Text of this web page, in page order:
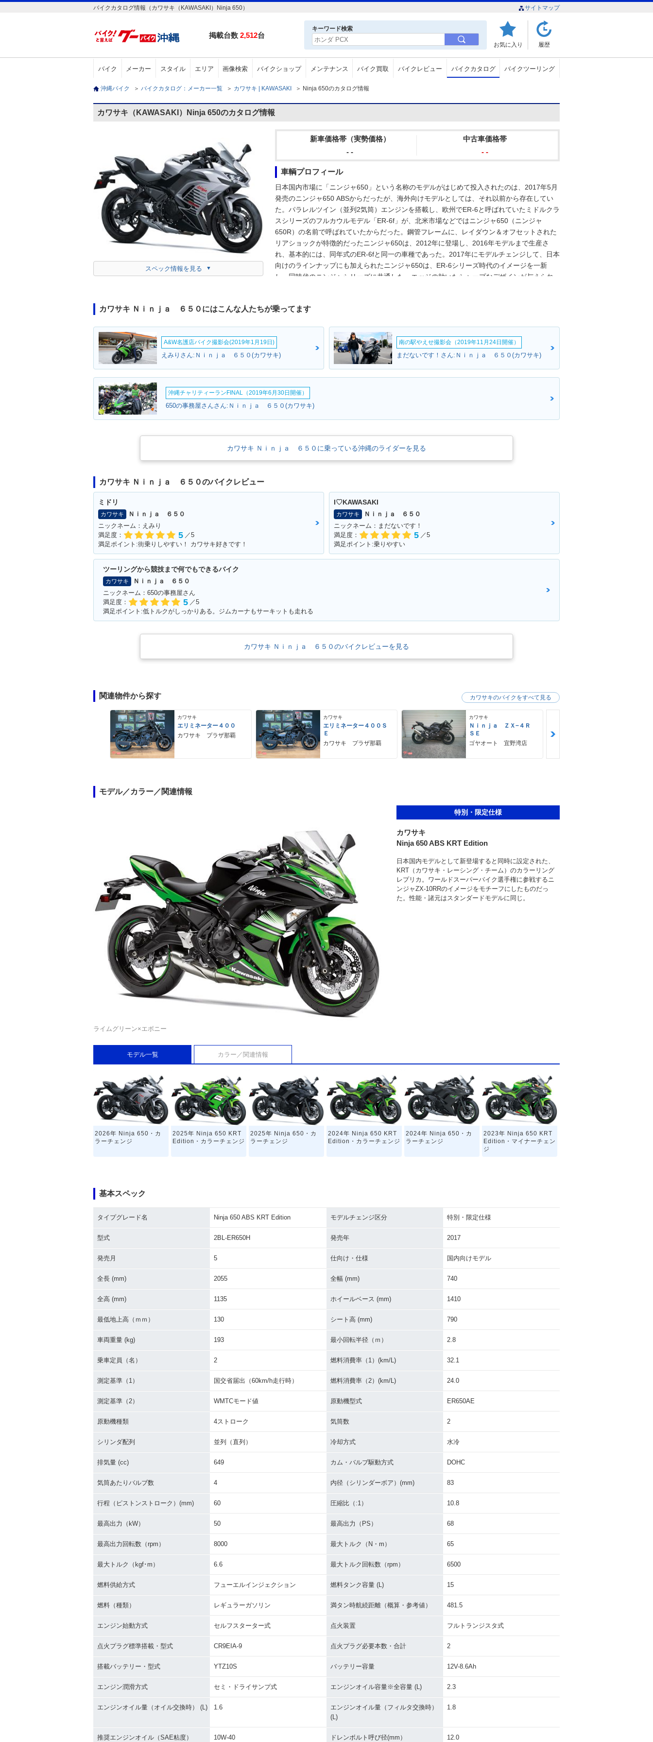
バイクカタログ情報（カワサキ（KAWASAKI）Ninja 650） サイトマップ
掲載台数 2,512台
キーワード検索
お気に入り 履歴
バイク メーカー スタイル エリア 画像検索 バイクショップ メンテナンス バイク買取 バイクレビュー バイクカタログ バイクツーリング
沖縄バイク ＞ バイクカタログ：メーカー一覧 ＞ カワサキ | KAWASAKI ＞ Ninja 650のカタログ情報
カワサキ（KAWASAKI）Ninja 650のカタログ情報
スペック情報を見る
新車価格帯（実勢価格）
- -
中古車価格帯
- -
車輌プロフィール
日本国内市場に「ニンジャ650」という名称のモデルがはじめて投入されたのは、2017年5月
発売のニンジャ650 ABSからだったが、海外向けモデルとしては、それ以前から存在してい
た。パラレルツイン（並列2気筒）エンジンを搭載し、欧州でER-6と呼ばれていたミドルクラ
スシリーズのフルカウルモデル「ER-6f」が、北米市場などではニンジャ650（ニンジャ
650R）の名前で呼ばれていたからだった。鋼管フレームに、レイダウン＆オフセットされた
リアショックが特徴的だったニンジャ650は、2012年に登場し、2016年モデルまで生産さ
れ、基本的には、同年式のER-6fと同一の車種であった。2017年にモデルチェンジして、日本
向けのラインナップにも加えられたニンジャ650は、ER-6シリーズ時代のイメージを一新
し、同時代のニンジャシリーズに共通した、エッジの効いたシャープなデザインが与えられ
った。同時にネイキッドタイプのZ650も登場し、ともにETC車載器を標準搭載していた。
された。新しくなったフロントフェアリングは、ニンジャZX-6Rに近いイメージとなり、LED
ヘッドライトやフルTFT液晶メーターなど採用していた。その仕様変更モデルは、そのまま
のかたちで日本でも販売された（2020年2月から）。2022年モデルで平成32年（令和2年）排
出ガス規制に適合。燃費表示が若干変わったが、諸元・性能に変更はなかった。2023年モデ
ルでトラクションコントールを装備した。
カワサキ Ｎｉｎｊａ ６５０にはこんな人たちが乗ってます
A&W名護店バイク撮影会(2019年1月19日)
えみりさん:Ｎｉｎｊａ ６５０(カワサキ)
南の駅やえせ撮影会（2019年11月24日開催）
まだないです！さん:Ｎｉｎｊａ ６５０(カワサキ)
沖縄チャリティーランFINAL（2019年6月30日開催）
650の事務屋さんさん:Ｎｉｎｊａ ６５０(カワサキ)
カワサキ Ｎｉｎｊａ ６５０に乗っている沖縄のライダーを見る
カワサキ Ｎｉｎｊａ ６５０のバイクレビュー
ミドリ
カワサキ
Ｎｉｎｊａ ６５０
ニックネーム：えみり
満足度：
5 ／5
満足ポイント:街乗りしやすい！ カワサキ好きです！
I♡KAWASAKI
カワサキ
Ｎｉｎｊａ ６５０
ニックネーム：まだないです！
満足度：
5 ／5
満足ポイント:乗りやすい
ツーリングから競技まで何でもできるバイク
カワサキ
Ｎｉｎｊａ ６５０
ニックネーム：650の事務屋さん
満足度：
5 ／5
満足ポイント:低トルクがしっかりある。ジムカーナもサーキットも走れる
カワサキ Ｎｉｎｊａ ６５０のバイクレビューを見る
関連物件から探す
カワサキ
エリミネーター４００
カワサキ プラザ那覇
カワサキ
エリミネーター４００Ｓ
Ｅ
カワサキ プラザ那覇
カワサキ
Ｎｉｎｊａ ＺＸ−４Ｒ
ＳＥ
ゴヤオート 宜野湾店
カワサキのバイクをすべて見る
モデル／カラー／関連情報
ライムグリーン×エボニー
特別・限定仕様
カワサキ
Ninja 650 ABS KRT Edition
日本国内モデルとして新登場すると同時に設定された、
KRT（カワサキ・レーシング・チーム）のカラーリング
レプリカ。ワールドスーパーバイク選手権に参戦するニ
ンジャZX-10RRのイメージをモチーフにしたものだっ
た。性能・諸元はスタンダードモデルに同じ。
モデル一覧 カラー／関連情報
2026年 Ninja 650・カ
ラーチェンジ
2025年 Ninja 650 KRT
Edition・カラーチェンジ
2025年 Ninja 650・カ
ラーチェンジ
2024年 Ninja 650 KRT
Edition・カラーチェンジ
2024年 Ninja 650・カ
ラーチェンジ
2023年 Ninja 650 KRT
Edition・マイナーチェン
ジ
イナーチェンジ
Edition・マイナーチェン
Edition・カラーチェンジ
2020年 Ninja 650・マ
2019年 Ninja 650・カ
KRT Edition・特別・限
S・フルモデルチェンジ
ラーチェンジ
2012年 Ninja 650・新
基本スペック
タイプグレード名 Ninja 650 ABS KRT Edition モデルチェンジ区分 特別・限定仕様
型式 2BL-ER650H 発売年 2017
発売月 5 仕向け・仕様 国内向けモデル
全長 (mm) 2055 全幅 (mm) 740
全高 (mm) 1135 ホイールベース (mm) 1410
最低地上高（ｍｍ） 130 シート高 (mm) 790
車両重量 (kg) 193 最小回転半径（ｍ） 2.8
乗車定員（名） 2 燃料消費率（1）(km/L) 32.1
測定基準（1） 国交省届出（60km/h走行時） 燃料消費率（2）(km/L) 24.0
測定基準（2） WMTCモード値 原動機型式 ER650AE
原動機種類 4ストローク 気筒数 2
シリンダ配列 並列（直列） 冷却方式 水冷
排気量 (cc) 649 カム・バルブ駆動方式 DOHC
気筒あたりバルブ数 4 内径（シリンダーボア）(mm) 83
行程（ピストンストローク）(mm) 60 圧縮比（:1） 10.8
最高出力（kW） 50 最高出力（PS） 68
最高出力回転数（rpm） 8000 最大トルク（N・m） 65
最大トルク（kgf･m） 6.6 最大トルク回転数（rpm） 6500
燃料供給方式 フューエルインジェクション 燃料タンク容量 (L) 15
燃料（種類） レギュラーガソリン 満タン時航続距離（概算・参考値） 481.5
エンジン始動方式 セルフスターター式 点火装置 フルトランジスタ式
点火プラグ標準搭載・型式 CR9EIA-9 点火プラグ必要本数・合計 2
搭載バッテリー・型式 YTZ10S バッテリー容量 12V-8.6Ah
エンジン潤滑方式 セミ・ドライサンプ式 エンジンオイル容量※全容量 (L) 2.3
エンジンオイル量（オイル交換時） (L) 1.6
エンジンオイル量（フィルタ交換時）
(L)
1.8
推奨エンジンオイル（SAE粘度） 10W-40 ドレンボルト呼び径(mm） 12.0